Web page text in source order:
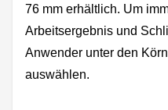
76 mm erhältlich. Um
Arbeitsergebnis und
Anwender unter den
auswählen.